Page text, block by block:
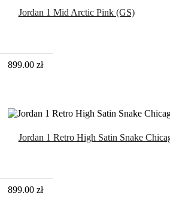
Jordan 1 Mid Arctic Pink (GS)
899.00 zł
Jordan 1 Retro High Satin Snake
899.00 zł